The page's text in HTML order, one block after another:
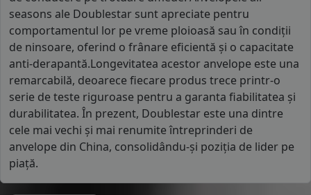
seasons ale Doublestar sunt apreciate pentru
comportamentul lor pe vreme ploioasă sau în condiții
de ninsoare, oferind o frânare eficientă și o capacitate
anti-derapantă.Longevitatea acestor anvelope este una
remarcabilă, deoarece fiecare produs trece printr-o
serie de teste riguroase pentru a garanta fiabilitatea și
durabilitatea. În prezent, Doublestar este una dintre
cele mai vechi și mai renumite întreprinderi de
anvelope din China, consolidându-și poziția de lider pe
piață.